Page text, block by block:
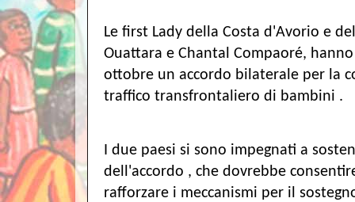
Le first Lady della Costa d'Avorio e
Ouattara e Chantal Compaoré,
ottobre un accordo bilaterale per la
traffico transfrontaliero di bambini .
I due paesi si sono impegnati a
dell'accordo , che dovrebbe
rafforzare i meccanismi per il